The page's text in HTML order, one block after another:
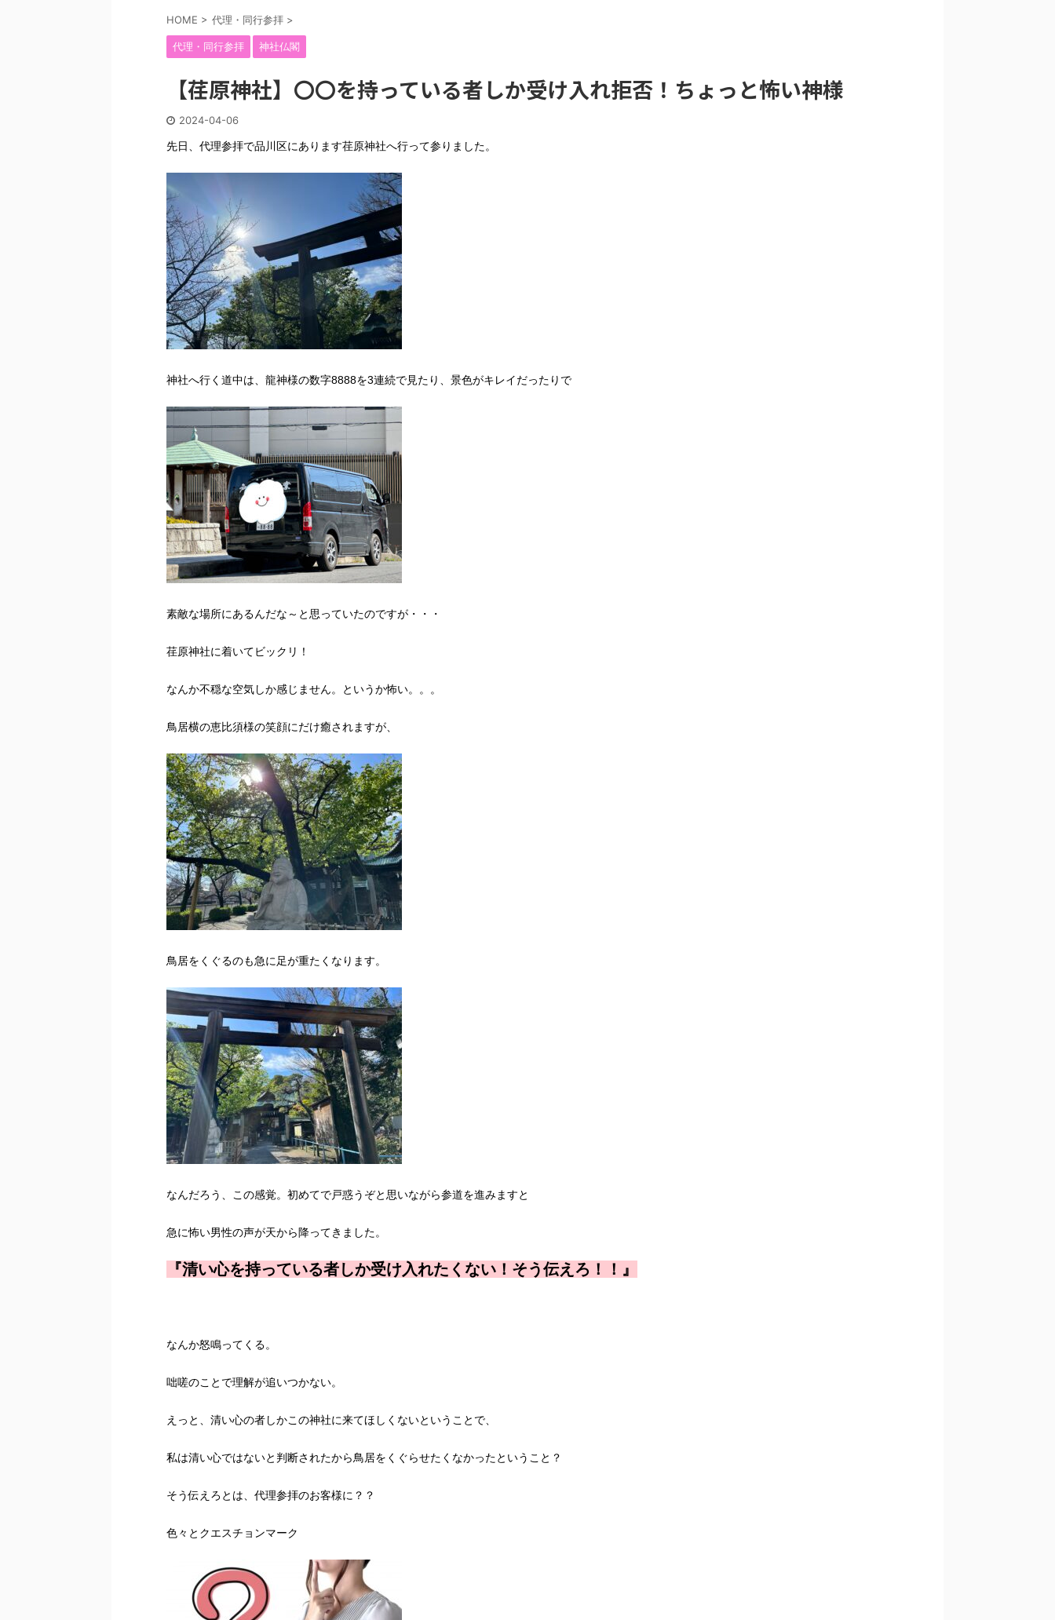
HOME > 代理・同行参拝 >
代理・同行参拝 神社仏閣
【荏原神社】〇〇を持っている者しか受け入れ拒否！ちょっと怖い神様
2024-04-06
先日、代理参拝で品川区にあります荏原神社へ行って参りました。
神社へ行く道中は、龍神様の数字8888を3連続で見たり、景色がキレイだったりで
素敵な場所にあるんだな～と思っていたのですが・・・
荏原神社に着いてビックリ！
なんか不穏な空気しか感じません。というか怖い。。。
鳥居横の恵比須様の笑顔にだけ癒されますが、
鳥居をくぐるのも急に足が重たくなります。
なんだろう、この感覚。初めてで戸惑うぞと思いながら参道を進みますと
急に怖い男性の声が天から降ってきました。
『清い心を持っている者しか受け入れたくない！そう伝えろ！！』
なんか怒鳴ってくる。
咄嗟のことで理解が追いつかない。
えっと、清い心の者しかこの神社に来てほしくないということで、
私は清い心ではないと判断されたから鳥居をくぐらせたくなかったということ？
そう伝えろとは、代理参拝のお客様に？？
色々とクエスチョンマーク